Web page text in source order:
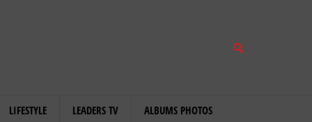
LIFESTYLE LEADERS TV ALBUMS PHOTOS